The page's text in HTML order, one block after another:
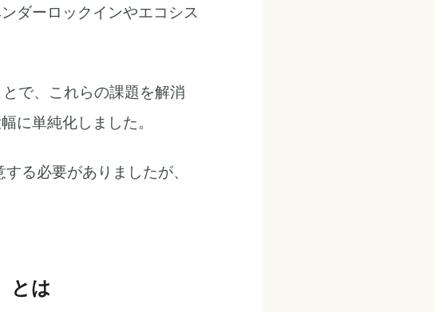
ダーロックインやエコシス
で、これらの課題を解消
に単純化しました。
る必要がありましたが、
とは